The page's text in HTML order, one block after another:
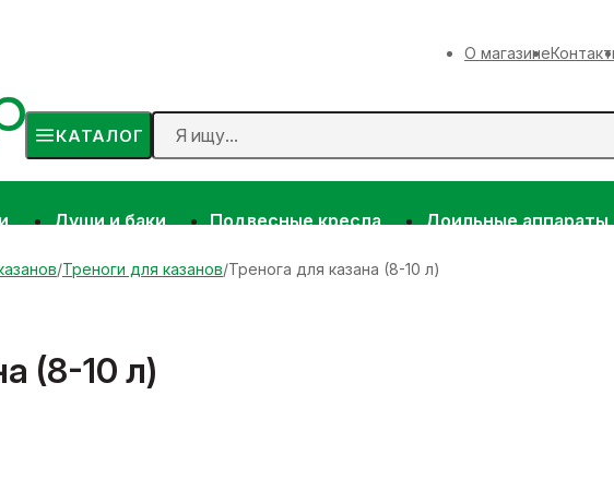
О магазине
КАТАЛОГ
Души и баки Подвесные кресла Доильные аппараты
Треноги для казанов Тренога для казана (8-10 л)
(8-10 л)